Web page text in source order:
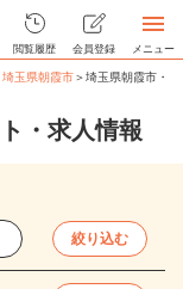
閲覧履歴 会員登録 メニュー
埼玉県朝霞市＞埼玉県朝霞市・
・求人情報
絞り込む